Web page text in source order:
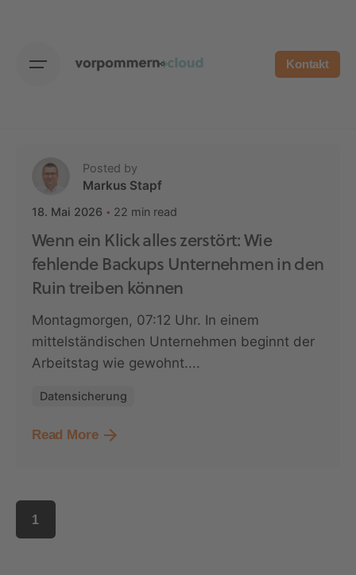
Kontakt
Posted by
Markus Stapf
18. Mai 2026 22 min read
Wenn ein Klick alles zerstört: Wie
fehlende Backups Unternehmen in den
Ruin treiben können
Montagmorgen, 07:12 Uhr. In einem
mittelständischen Unternehmen beginnt der
Arbeitstag wie gewohnt....
Datensicherung
Read More
1